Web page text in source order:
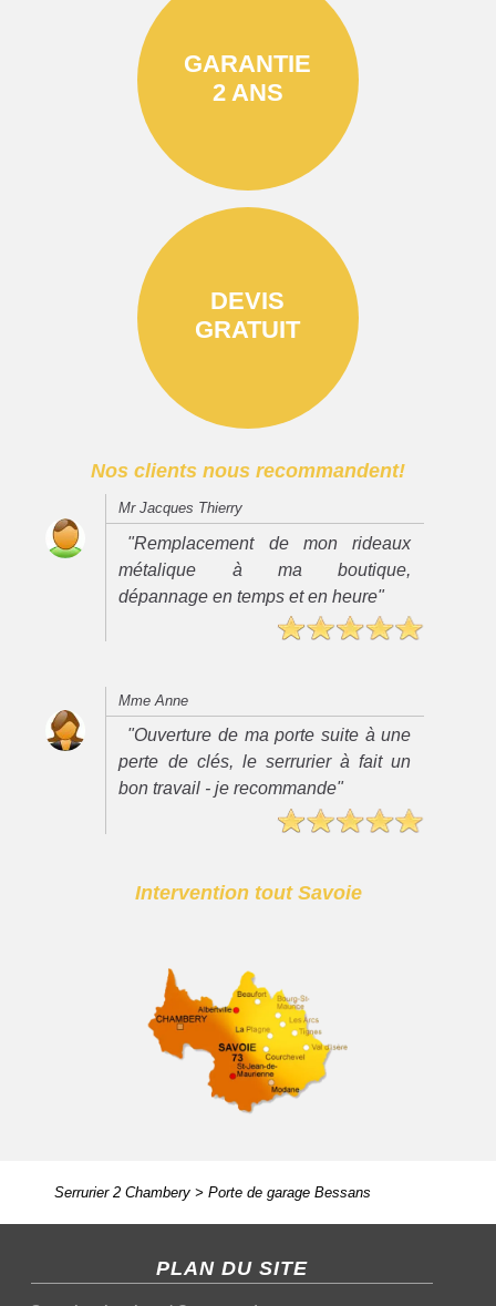
GARANTIE
2 ANS
DEVIS
GRATUIT
Nos clients nous recommandent!
Mr Jacques Thierry
"Remplacement de mon rideaux
métalique à ma boutique,
dépannage en temps et en heure"
Mme Anne
"Ouverture de ma porte suite à une
perte de clés, le serrurier à fait un
bon travail - je recommande"
Intervention tout Savoie
Serrurier 2 Chambery> Porte de garage Bessans
PLAN DU SITE